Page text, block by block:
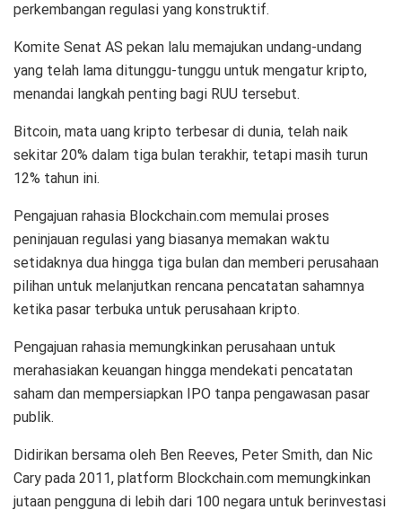
perkembangan regulasi yang konstruktif.
Komite Senat AS pekan lalu memajukan undang-undang
yang telah lama ditunggu-tunggu untuk mengatur kripto,
menandai langkah penting bagi RUU tersebut.
Bitcoin, mata uang kripto terbesar di dunia, telah naik
sekitar 20% dalam tiga bulan terakhir, tetapi masih turun
12% tahun ini.
Pengajuan rahasia Blockchain.com memulai proses
peninjauan regulasi yang biasanya memakan waktu
setidaknya dua hingga tiga bulan dan memberi perusahaan
pilihan untuk melanjutkan rencana pencatatan sahamnya
ketika pasar terbuka untuk perusahaan kripto.
Pengajuan rahasia memungkinkan perusahaan untuk
merahasiakan keuangan hingga mendekati pencatatan
saham dan mempersiapkan IPO tanpa pengawasan pasar
publik.
Didirikan bersama oleh Ben Reeves, Peter Smith, dan Nic
Cary pada 2011, platform Blockchain.com memungkinkan
jutaan pengguna di lebih dari 100 negara untuk berinvestasi